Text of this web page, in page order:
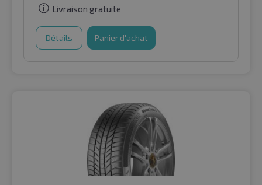
Livraison gratuite
Détails Panier d'achat